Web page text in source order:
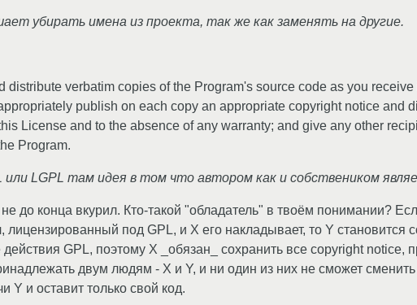
убирать имена из проекта, так же как заменять на другие.
distribute verbatim copies of the Program's source code as you
publish on each copy an appropriate copyright notice and
License and to the absence of any warranty; and give any other
Program.
или LGPL там идея в том что автором как и собствеником
до конца вкурил. Кто-такой "обладатель" в твоём понимании?
лицензированный под GPL, и X его накладывает, то Y становится
GPL, поэтому X _обязан_ сохранить все copyright notice,
двум людям - X и Y, и ни один из них не сможет
Y и оставит только свой код.